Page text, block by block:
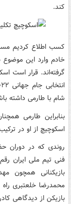
کند.
کسب اطلاع کردیم
خادم وارد این
گرفته‌اند. قرار است
شام با طارمی داشته
بنابراین طارمی
اسکوچیچ از او در
روندی که در
فنی تیم ملی ایران
بازیکنانی همچون
محمدرضا خلعتبری راه
بازیکن از دیدگاهی